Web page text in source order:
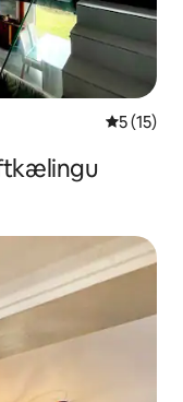
5 af 5 í
5 (15)